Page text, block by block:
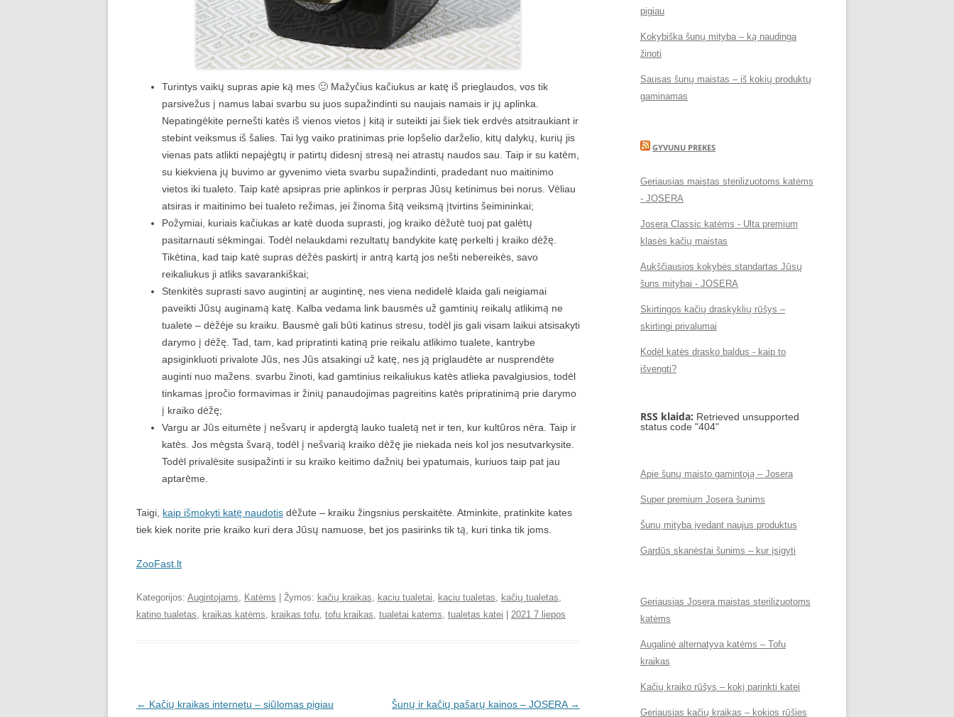
Turintys vaikų supras apie ką mes 🙂 Mažyčius kačiukus ar katę iš prieglaudos, vos tik
parsivežus į namus labai svarbu su juos supažindinti su naujais namais ir jų aplinka.
Nepatingėkite pernešti katės iš vienos vietos į kitą ir suteikti jai šiek tiek erdvės atsitraukiant ir
stebint veiksmus iš šalies. Tai lyg vaiko pratinimas prie lopšelio darželio, kitų dalykų, kurių jis
vienas pats atlikti nepajėgtų ir patirtų didesnį stresą nei atrastų naudos sau. Taip ir su katėm,
su kiekviena jų buvimo ar gyvenimo vieta svarbu supažindinti, pradedant nuo maitinimo
vietos iki tualeto. Taip katė apsipras prie aplinkos ir perpras Jūsų ketinimus bei norus. Vėliau
atsiras ir maitinimo bei tualeto režimas, jei žinoma šitą veiksmą įtvirtins šeimininkai;
Požymiai, kuriais kačiukas ar katė duoda suprasti, jog kraiko dėžutė tuoj pat galėtų
pasitarnauti sėkmingai. Todėl nelaukdami rezultatų bandykite katę perkelti į kraiko dėžę.
Tikėtina, kad taip katė supras dėžės paskirtį ir antrą kartą jos nešti nebereikės, savo
reikaliukus ji atliks savarankiškai;
Stenkitės suprasti savo augintinį ar augintinę, nes viena nedidelė klaida gali neigiamai
paveikti Jūsų auginamą katę. Kalba vedama link bausmės už gamtinių reikalų atlikimą ne
tualete – dėžėje su kraiku. Bausmė gali būti katinus stresu, todėl jis gali visam laikui atsisakyti
darymo į dėžę. Tad, tam, kad pripratinti katiną prie reikalu atlikimo tualete, kantrybe
apsiginkluoti privalote Jūs, nes Jūs atsakingi už katę, nes ją priglaudėte ar nusprendėte
auginti nuo mažens. svarbu žinoti, kad gamtinius reikaliukus katės atlieka pavalgiusios, todėl
tinkamas įpročio formavimas ir žinių panaudojimas pagreitins katės pripratinimą prie darymo
į kraiko dėžę;
Vargu ar Jūs eitumėte į nešvarų ir apdergtą lauko tualetą net ir ten, kur kultūros nėra. Taip ir
katės. Jos mėgsta švarą, todėl į nešvarią kraiko dėžę jie niekada neis kol jos nesutvarkysite.
Todėl privalėsite susipažinti ir su kraiko keitimo dažnių bei ypatumais, kuriuos taip pat jau
aptarėme.
Taigi, kaip išmokyti katę naudotis dėžute – kraiku žingsnius perskaitėte. Atminkite, pratinkite kates
tiek kiek norite prie kraiko kuri dera Jūsų namuose, bet jos pasirinks tik tą, kuri tinka tik joms.
ZooFast.lt
Kategorijos: Augintojams, Katėms | Žymos: kačių kraikas, kaciu tualetai, kaciu tualetas, kačių tualetas,
katino tualetas, kraikas katėms, kraikas tofu, tofu kraikas, tualetai katems, tualetas katei 2021 7 liepos
Įrašo
← Kačių kraikas internetu – siūlomas pigiau Šunų ir kačių pašarų kainos – JOSERA →
pigiau
Kokybiška šunų mityba – ką naudinga
žinoti
Sausas šunų maistas – iš kokių produktų
gaminamas
GYVUNU PREKES
Geriausias maistas sterilizuotoms katėms
- JOSERA
Josera Classic katėms - Ulta premium
klasės kačių maistas
Aukščiausios kokybės standartas Jūsų
šuns mitybai - JOSERA
Skirtingos kačių draskyklių rūšys –
skirtingi privalumai
Kodėl katės drasko baldus - kaip to
išvengti?
RSS klaida: Retrieved unsupported
status code "404"
Apie šunų maisto gamintoją – Josera
Super premium Josera šunims
Šunų mityba įvedant naujus produktus
Gardūs skanėstai šunims – kur įsigyti
Geriausias Josera maistas sterilizuotoms
katėms
Augalinė alternatyva katėms – Tofu
kraikas
Kačių kraiko rūšys – kokį parinkti katei
Geriausias kačių kraikas – kokios rūšies